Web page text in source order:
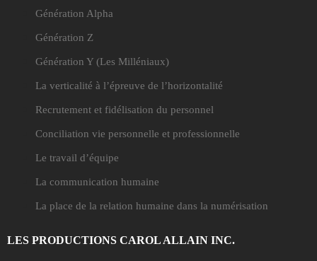
Génération Alpha
Génération Z
Génération Y (Les Milléniaux)
La verticalité à l’épreuve de l’horizontalité
Recrutement et fidélisation du personnel
Conciliation vie personnelle et professionnelle
Le travail d’équipe
La communication humaine
La place de la relation humaine dans la numérisation
LES PRODUCTIONS CAROL ALLAIN INC.